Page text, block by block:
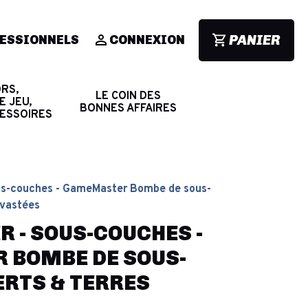
CONNEXION PANIER
JEU,
LE COIN DES
BONNES AFFAIRES
couches - GameMaster Bombe de sous-
- SOUS-COUCHES -
DE SOUS-
& TERRES